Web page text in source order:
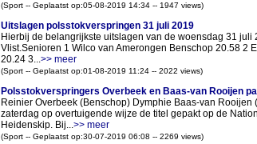
(Sport -- Geplaatst op:05-08-2019 14:34 -- 1947 views)
Uitslagen polsstokverspringen 31 juli 2019
Hierbij de belangrijkste uitslagen van de woensdag 31 juli
Vlist.Senioren 1 Wilco van Amerongen Benschop 20.58 2
20.24 3...>> meer
(Sport -- Geplaatst op:01-08-2019 11:24 -- 2022 views)
Polsstokverspringers Overbeek en Baas-van Rooijen
Reinier Overbeek (Benschop) Dymphie Baas-van
zaterdag op overtuigende wijze de titel gepakt op de
Heidenskip. Bij...>> meer
(Sport -- Geplaatst op:30-07-2019 06:08 -- 2269 views)